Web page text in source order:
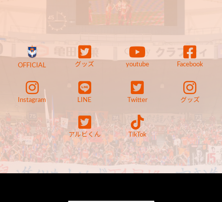
OFFICIAL グッズ youtube Facebook
Instagram LINE Twitter グッズ
アルビくん TikTok